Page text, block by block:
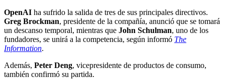
OpenAI ha sufrido la salida de tres de sus principales directivos.
Greg Brockman, presidente de la compañía, anunció que se tomará
un descanso temporal, mientras que John Schulman, uno de los
fundadores, se unirá a la competencia, según informó The
Information.
Además, Peter Deng, vicepresidente de productos de consumo,
también confirmó su partida.